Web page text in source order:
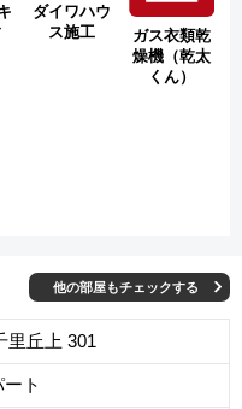
ダイワハウ
ス施工
ガス衣類乾
燥機（乾太
くん）
他の部屋もチェックする
里丘上 301
ト